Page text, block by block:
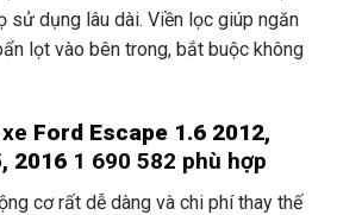
sử dụng lâu dài. Viền lọc giúp ngăn
lọt vào bên trong, bắt buộc không
Ford Escape 1.6 2012,
2016 1 690 582 phù hợp
cơ rất dễ dàng và chi phí thay thế